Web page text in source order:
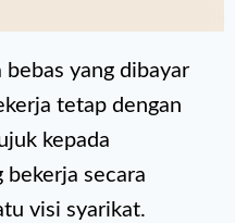
bebas yang dibayar
tetap dengan
kepada
bekerja secara
visi syarikat.